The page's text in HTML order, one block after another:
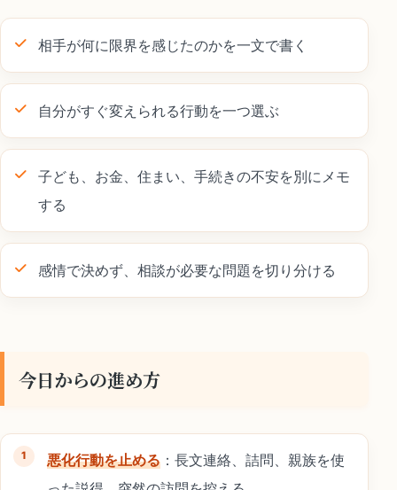
相手が何に限界を感じたのかを一文で書く
自分がすぐ変えられる行動を一つ選ぶ
子ども、お金、住まい、手続きの不安を別にメモ
する
感情で決めず、相談が必要な問題を切り分ける
今日からの進め方
悪化行動を止める ：長文連絡、詰問、親族を使